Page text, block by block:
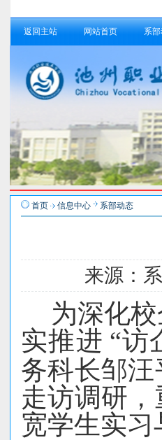
返回主站 网站首页 系
首页 信息中心 系部动态
来源：
为深化
实推进 “访
务科长邹
走访调研
宽学生实习